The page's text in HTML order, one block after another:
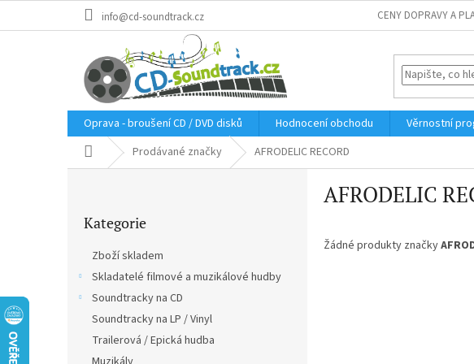
info@cd-soundtrack.cz CENY DOPRAVY A
Oprava - broušení CD / DVD disků Hodnocení obchodu Věrnostní
Domů Prodávané značky AFRODELIC RECORD
kategorie
Kategorie
Zboží skladem
Skladatelé filmové a muzikálové hudby
Soundtracky na CD
Soundtracky na LP / Vinyl
Trailerová / Epická hudba
AFRODELIC
Žádné produkty značky